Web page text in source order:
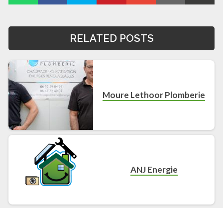
RELATED POSTS
Moure Lethoor Plomberie
ANJ Energie